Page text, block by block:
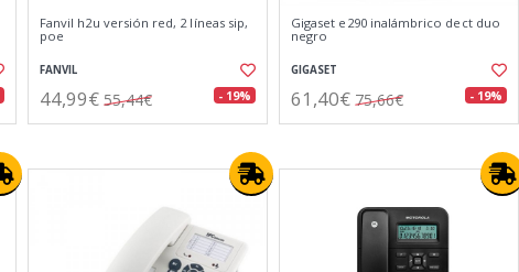
Fanvil h2u versión red, 2 líneas sip,
poe
FANVIL
44,99€ 55,44€ - 19%
Gigaset e290 inalámbrico dect duo
negro
GIGASET
61,40€ 75,66€ - 19%